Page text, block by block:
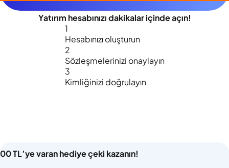
Yatırım hesabınızıdakikalar içindeaçın!
1
Hesabınızı oluşturun
2
Sözleşmelerinizi onaylayın
3
Kimliğinizi doğrulayın
TL’ye varan hediye çeki kazanın!